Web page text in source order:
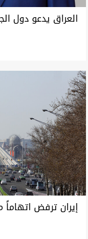
العراق يدعو دول
إيران ترفض